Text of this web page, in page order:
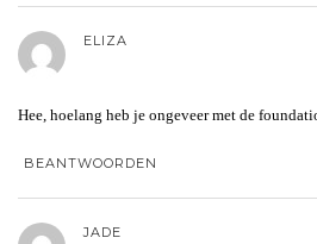
ELIZA
Hee, hoelang heb je ongeveer met de
BEANTWOORDEN
JADE